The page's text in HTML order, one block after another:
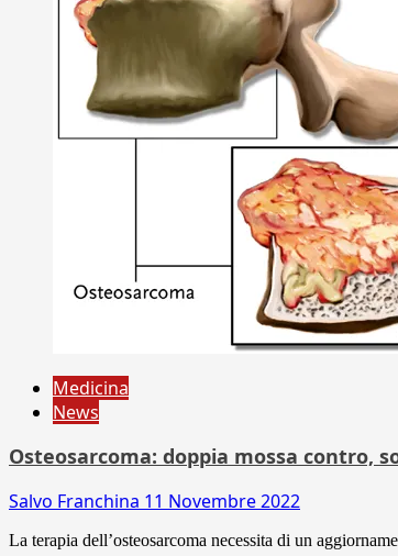
Medicina
News
Osteosarcoma: doppia mossa contro,
Salvo Franchina 11 Novembre 2022
La terapia dell’osteosarcoma necessita di un